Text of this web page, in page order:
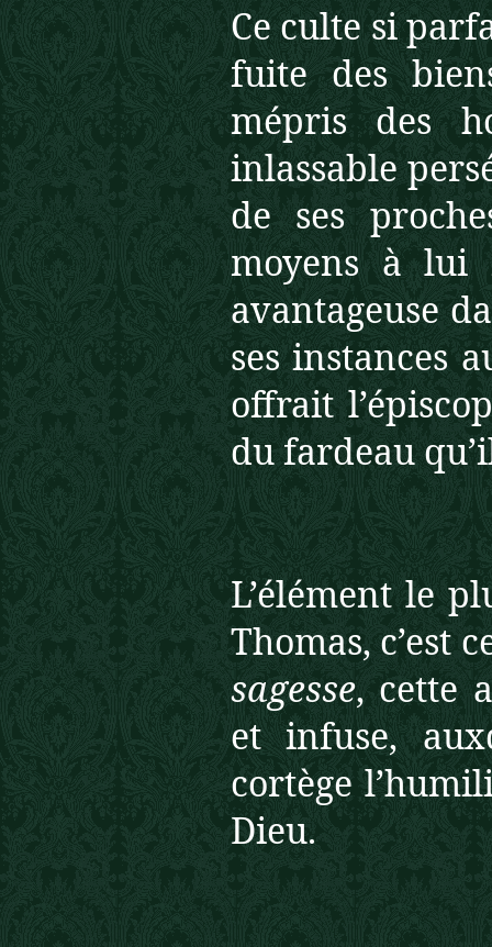
Ce culte si
fuite des
mépris des
inlassable
de ses
moyens à lui
avantageuse
ses instances
offrait
du fardeau
L’élément le
Thomas, c’est
sagesse, cette
et infuse,
cortège
Dieu.